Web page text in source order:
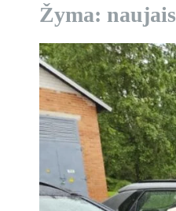
Žyma: naujais